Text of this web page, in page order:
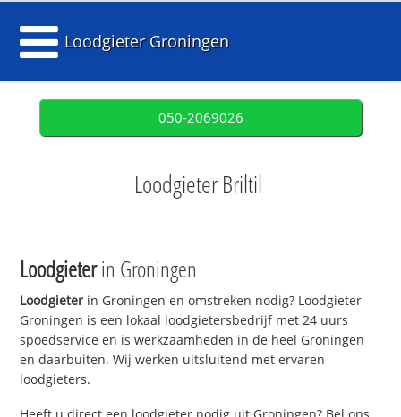
Loodgieter Groningen
050-2069026
Loodgieter Briltil
Loodgieterin Groningen
Loodgieter in Groningen en omstreken nodig? Loodgieter
Groningen is een lokaal loodgietersbedrijf met 24 uurs
spoedservice en is werkzaamheden in de heel Groningen
en daarbuiten. Wij werken uitsluitend met ervaren
loodgieters.